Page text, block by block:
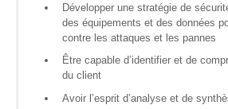
Développer une stratégie de
des équipements et des données
contre les attaques et les pannes
Être capable d’identifier et de
du client
Avoir l’esprit d’analyse et de
Interviews
« Les métiers
informatiques…
c’est ton genre